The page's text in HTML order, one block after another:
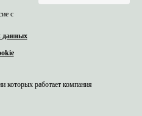
с
данных
которых работает компания